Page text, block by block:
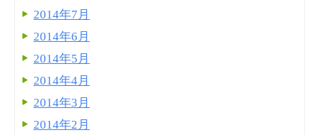
2014年7月
2014年6月
2014年5月
2014年4月
2014年3月
2014年2月